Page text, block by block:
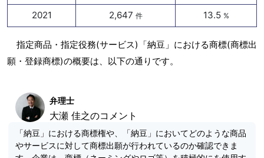
2021 2,647 件 13.5 %
指定商品・指定役務(サービス)「納豆」における商標(商標出
願・登録商標)の概要は、以下の通りです。
弁理士
大瀬 佳之のコメント
「納豆」における商標権や、「納豆」においてどのような商品
やサービスに対して商標出願が行われているのか確認できま